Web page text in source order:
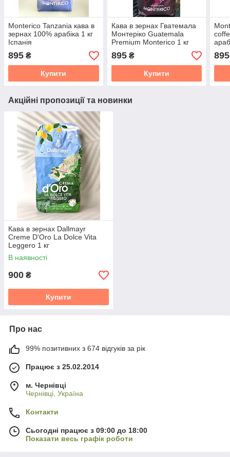
Monterico Tanzania кава в
зернах 100% арабіка 1 кг
Іспанія
895 ₴
Купити
Кава в зернах Гватемала
Монтеріко Guatemala
Premium Monterico 1 кг
Іспанія
895₴
Купити
кг
895
Акційні пропозиції та новинки
Кава в зернах Dallmayr
Creme D'Oro La Dolce Vita
Leggero 1 кг
В наявності
900 ₴
Купити
Про нас
99% позитивних з 674 відгуків за рік
Працює з 25.02.2014
м. Чернівці
Чернівці, Україна
Контакти
Сьогодні працює з 09:00 до 18:00
Показати весь графік роботи